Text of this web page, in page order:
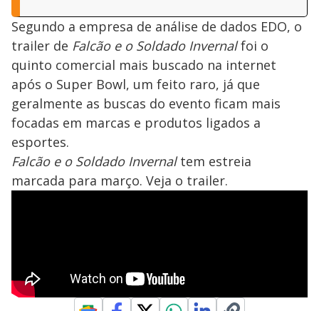
Segundo a empresa de análise de dados EDO, o
trailer de Falcão e o Soldado Invernalfoi o
quinto comercial mais buscado na internet
após o Super Bowl, um feito raro, já que
geralmente as buscas do evento ficam mais
focadas em marcas e produtos ligados a
esportes.
Falcão e o Soldado Invernaltem estreia
marcada para março. Veja o trailer.